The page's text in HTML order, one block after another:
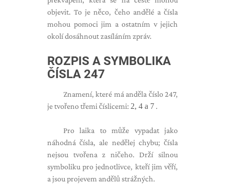
objevit. To je něco, čeho andělé a čísla
mohou pomoci jim a ostatním v jejich
okolí dosáhnout zasíláním zpráv.
ROZPIS A SYMBOLIKA
ČÍSLA 247
Znamení, které má anděla číslo 247,
je tvořeno třemi číslicemi: 2, 4 a 7 .
Pro laika to může vypadat jako
náhodná čísla, ale nedělej chybu; čísla
nejsou tvořena z ničeho. Drží silnou
symboliku pro jednotlivce, kteří jim věří,
a jsou projevem andělů strážných.